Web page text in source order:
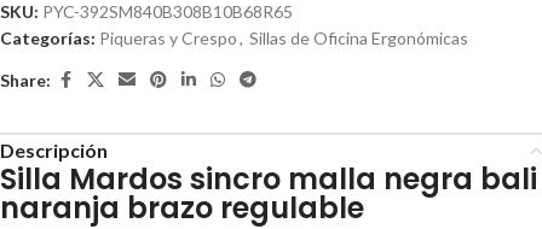
SKU: PYC-392SM840B308B10B68R65
Categorías: Piqueras y Crespo, Sillas de Oficina Ergonómicas
Share:
Descripción
Silla Mardos sincro malla negra bali
naranja brazo regulable